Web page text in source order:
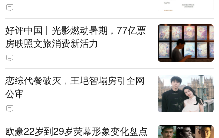
好评中国丨光影燃动暑期，77亿票
房映照文旅消费新活力
恋综代餐破灭，王垲智塌房引全网
公审
欧豪22岁到29岁荧幕形象变化盘点